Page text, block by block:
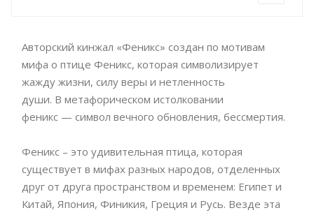
Авторский кинжал «Феникс» создан по мотивам
мифа о птице Феникс, которая символизирует
жажду жизни, силу веры и нетленность
души. В метафорическом истолковании
феникс — символ вечного обновления, бессмертия.
Феникс – это удивительная птица, которая
существует в мифах разных народов, отделенных
друг от друга пространством и временем: Египет и
Китай, Япония, Финикия, Греция и Русь. Везде эта